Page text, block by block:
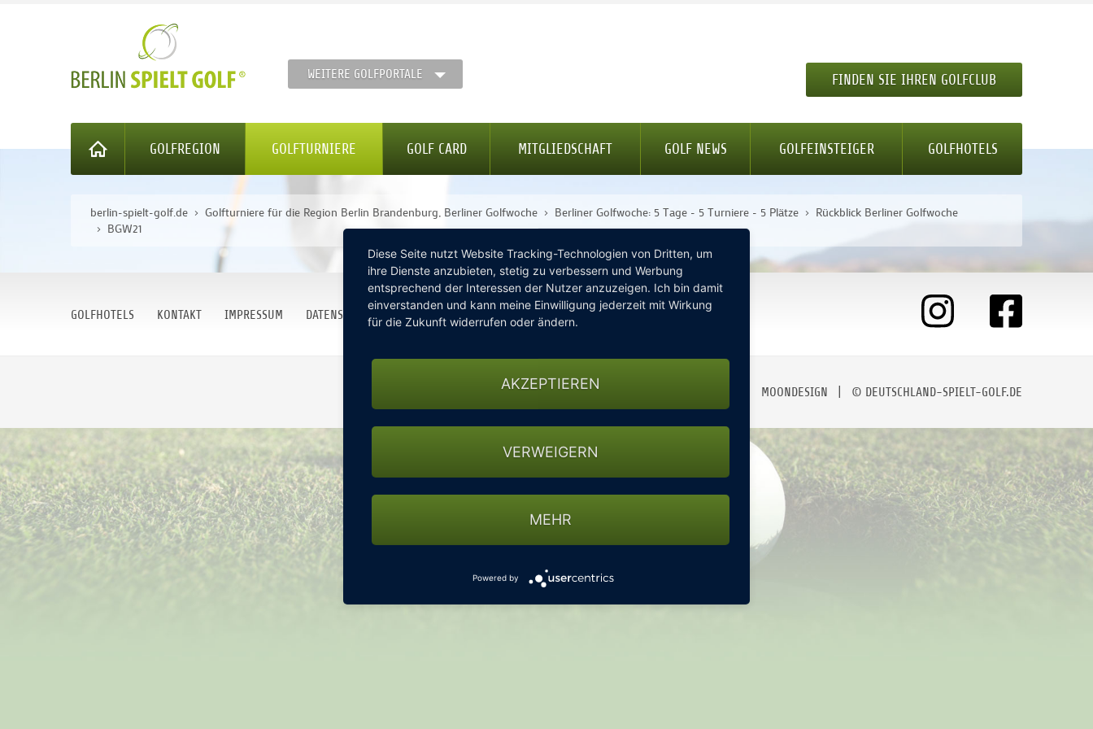
WEITERE GOLFPORTALE FINDEN SIE IHREN GOLFCLUB
GOLFREGION GOLFTURNIERE GOLF CARD MITGLIEDSCHAFT GOLF NEWS GOLFEINSTEIGER GOLFHOTELS
berlin-spielt-golf.de Golfturniere für die Region Berlin Brandenburg, Berliner Golfwoche Berliner Golfwoche: 5 Tage - 5 Turniere - 5 Plätze
Rückblick Berliner Golfwoche
BGW21
GOLFHOTELS KONTAKT IMPRESSUM DATENSCHUTZ AGBS NEWSLETTER
MOONDESIGN | © DEUTSCHLAND-SPIELT-GOLF.DE
Diese Seite nutzt Website Tracking-Technologien von Dritten, um
ihre Dienste anzubieten, stetig zu verbessern und Werbung
entsprechend der Interessen der Nutzer anzuzeigen. Ich bin damit
einverstanden und kann meine Einwilligung jederzeit mit Wirkung
für die Zukunft widerrufen oder ändern.
AKZEPTIEREN
VERWEIGERN
MEHR
Powered by